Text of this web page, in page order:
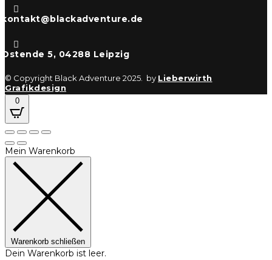

kontakt@blackadventure.de

Ostende 5, 04288 Leipzig
© Copyright Black Adventure 2025. by Lieberwirth
Grafikdesign
0
Mein Warenkorb
Warenkorb schließen
Dein Warenkorb ist leer.